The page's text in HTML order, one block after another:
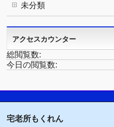
未分類
アクセスカウンター
総閲覧数:
今日の閲覧数:
宅老所もくれん